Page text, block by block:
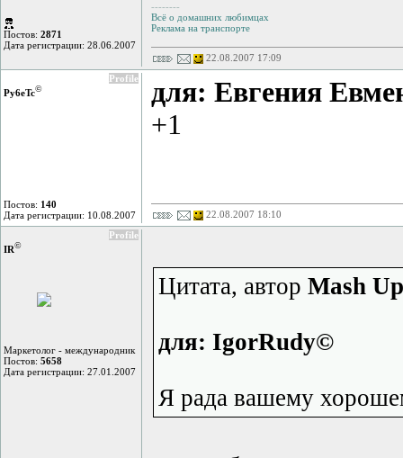
Постов: 2871
Дата регистрации: 28.06.2007
--------
Всё о домашних любимцах
Реклама на транспорте
22.08.2007 17:09
Profile
Py6eTc©
Постов: 140
Дата регистрации: 10.08.2007
для: Евгения
+1
22.08.2007 18:10
Profile
IR©
Маркетолог - международник
Постов: 5658
Дата регистрации: 27.01.2007
Цитата, автор Mash Up
для: IgorRudy©
Я рада вашему